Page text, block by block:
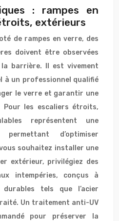
: rampes en
extérieurs
de rampes en verre, des
doivent être observées
barrière. Il est vivement
à un professionnel qualifié
le verre et garantir une
Pour les escaliers étroits,
représentent une
permettant d’optimiser
vous souhaitez installer une
extérieur, privilégiez des
intempéries, conçus à
tels que l’acier
Un traitement anti-UV
pour préserver la